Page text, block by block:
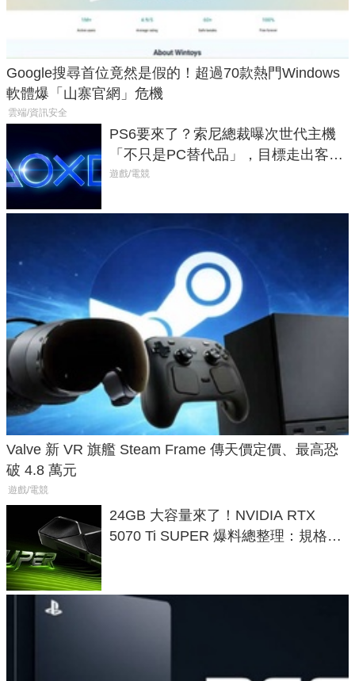
Google搜尋首位竟然是假的！超過70款熱門Windows
軟體爆「山寨官網」危機
雲端/資訊安全
PS6要來了？索尼總裁曝次世代主機
「不只是PC替代品」，目標走出客
廳、進軍電競桌面
遊戲/電競
Valve 新 VR 旗艦 Steam Frame 傳天價定價、最高恐
破 4.8 萬元
遊戲/電競
24GB 大容量來了！NVIDIA RTX
5070 Ti SUPER 爆料總整理：規格、